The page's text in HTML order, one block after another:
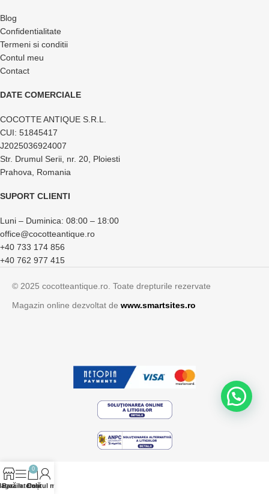
Blog
Confidentialitate
Termeni si conditii
Contul meu
Contact
DATE COMERCIALE
COCOTTE ANTIQUE S.R.L.
CUI: 51845417
J2025036924007
Str. Drumul Serii, nr. 20, Ploiesti
Prahova, Romania
SUPORT CLIENTI
Luni – Duminica: 08:00 – 18:00
office@cocotteantique.ro
+40 733 174 856
+40 762 977 415
© 2025 cocotteantique.ro. Toate drepturile rezervate
Magazin online dezvoltat de www.smartsites.ro
Bară laterală
0
Coș
Contul meu